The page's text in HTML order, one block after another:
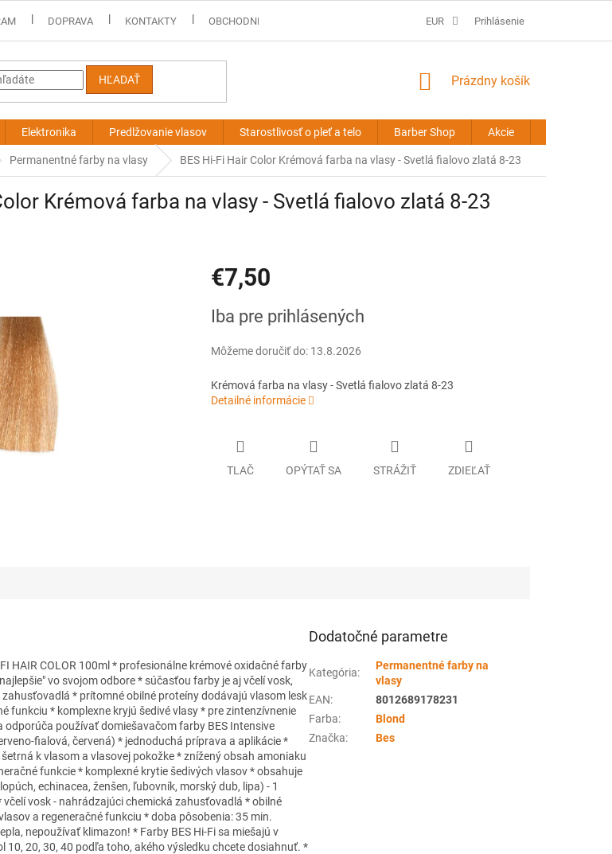
DOPRAVA KONTAKTY OBCHODNÉ PODMIENKY PREDLŽOVANIE VLASOV - OBCHODNÉ PODMIENKY
EUR Prihlásenie
HĽADAŤ
NÁKUPNÝ
Prázdny košík
Elektronika Predlžovanie vlasov Starostlivosť o pleť a telo Barber Shop Akcie
Permanentné farby na vlasy BES Hi-Fi Hair Color Krémová farba na vlasy - Svetlá fialovo zlatá 8-23
Krémová farba na vlasy - Svetlá fialovo zlatá 8-23
€7,50
cena:
Iba pre prihlásených
Môžeme doručiť do: 13.8.2026
Krémová farba na vlasy - Svetlá fialovo zlatá 8-23
Detailné informácie
TLAČ OPÝTAŤ SA STRÁŽIŤ ZDIEĽAŤ
FI HAIR COLOR 100ml * profesionálne krémové oxidačné farby
vo svojom odbore * súčasťou farby je aj včelí vosk,
* prítomné obilné proteíny dodávajú vlasom lesk
funkciu * komplexne kryjú šedivé vlasy * pre zintenzívnenie
odporúča používať domiešavačom farby BES Intensive
fialová, červená) * jednoduchá príprava a aplikácie *
k vlasom a vlasovej pokožke * znížený obsah amoniaku
funkcie * komplexné krytie šedivých vlasov * obsahuje
echinacea, ženšen, ľubovník, morský dub, lipa) - 1
vosk - nahrádzajúci chemická zahusťovadlá * obilné
a regeneračné funkciu * doba pôsobenia: 35 min.
nepoužívať klimazon! * Farby BES Hi-Fi sa miešajú v
10, 20, 30, 40 podľa toho, akého výsledku chcete dosiahnuť. *
Dodatočné parametre
Kategória:
Permanentné farby na
vlasy
EAN:
8012689178231
Farba:
Blond
Značka: Bes